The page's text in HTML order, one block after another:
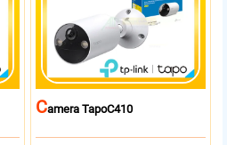
CAmera TapoC410